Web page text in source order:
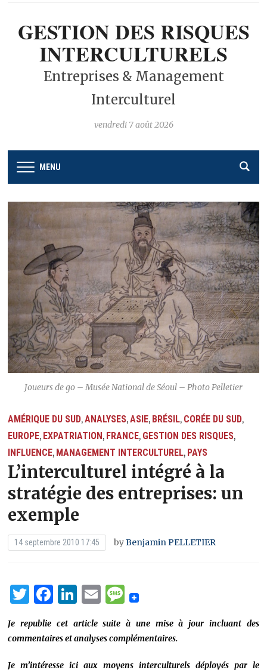
GESTION DES RISQUES
INTERCULTURELS
Entreprises & Management
Interculturel
vendredi 7 août 2026
MENU
Joueurs de go – Musée National de Séoul – Photo Pelletier
AMÉRIQUE DU SUD,ANALYSES,ASIE, BRÉSIL, CORÉE DU SUD,
EUROPE, EXPATRIATION, FRANCE, GESTION DES RISQUES,
INFLUENCE, MANAGEMENT INTERCULTUREL, PAYS
L’interculturel intégré à la
stratégie des entreprises: un
exemple
14 septembre 2010 17:45 byBenjamin PELLETIER
Twitter
Facebook
LinkedIn
EmailMessage
Je republie cet article suite à une mise à jour incluant des
commentaires et analyses complémentaires.
Je m’intéresse ici aux moyens interculturels déployés par le